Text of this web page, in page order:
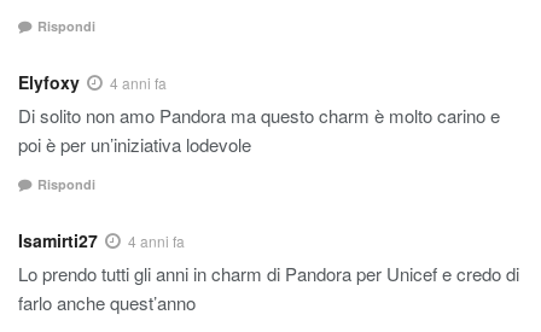
Rispondi
Elyfoxy 4 anni fa
Di solito non amo Pandora ma questo charm è molto carino e
poi è per un’iniziativa lodevole
Rispondi
Isamirti27 4 anni fa
Lo prendo tutti gli anni in charm di Pandora per Unicef e credo di
farlo anche quest’anno